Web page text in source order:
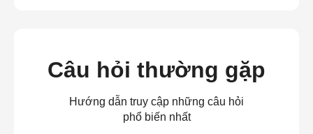
Câu hỏi thường gặp
Hướng dẫn truy cập những câu hỏi
phổ biến nhất